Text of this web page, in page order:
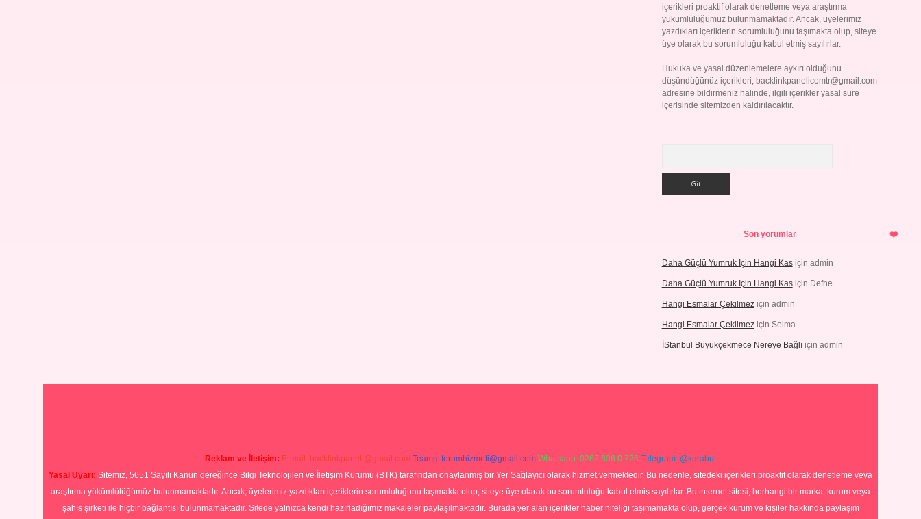
içerikleri proaktif olarak denetleme veya araştırma
yükümlülüğümüz bulunmamaktadır. Ancak, üyelerimiz
yazdıkları içeriklerin sorumluluğunu taşımakta olup, siteye
üye olarak bu sorumluluğu kabul etmiş sayılırlar.
Hukuka ve yasal düzenlemelere aykırı olduğunu
düşündüğünüz içerikleri, backlinkpanelicomtr@gmail.com
adresine bildirmeniz halinde, ilgili içerikler yasal süre
içerisinde sitemizden kaldırılacaktır.
Son yorumlar
Daha Güçlü Yumruk Için Hangi Kasiçin admin
Daha Güçlü Yumruk Için Hangi Kasiçin Defne
Hangi Esmalar Çekilmeziçin admin
Hangi Esmalar Çekilmeziçin Selma
İStanbul Büyükçekmece Nereye Bağlıiçin admin
Reklam ve İletişim: E-mail: backlinkpaneli@gmail.com Teams: forumhizmeti@gmail.com Whatsapp: 0262 606 0 726 Telegram: @karabul
Yasal Uyarı: Sitemiz, 5651 Sayılı Kanun gereğince Bilgi Teknolojileri ve İletişim Kurumu (BTK) tarafından onaylanmış bir Yer Sağlayıcı olarak hizmet vermektedir. Bu nedenle, sitedeki içerikleri proaktif olarak denetleme veya
araştırma yükümlülüğümüz bulunmamaktadır. Ancak, üyelerimiz yazdıkları içeriklerin sorumluluğunu taşımakta olup, siteye üye olarak bu sorumluluğu kabul etmiş sayılırlar. Bu internet sitesi, herhangi bir marka, kurum veya
şahıs şirketi ile hiçbir bağlantısı bulunmamaktadır. Sitede yalnızca kendi hazırladığımız makaleler paylaşılmaktadır. Burada yer alan içerikler haber niteliği taşımamakta olup, gerçek kurum ve kişiler hakkında paylaşım